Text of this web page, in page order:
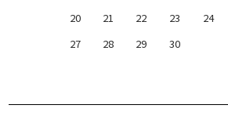
20
21 22 23 24
27
28 29 30